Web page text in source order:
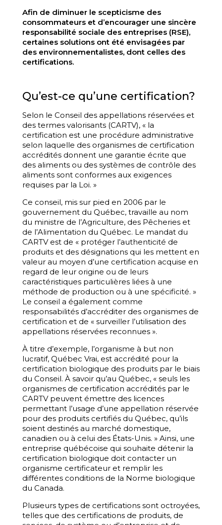
Afin de diminuer le scepticisme des
consommateurs et d’encourager une sincère
responsabilité sociale des entreprises (RSE),
certaines solutions ont été envisagées par
des environnementalistes, dont celles des
certifications.
Qu’est-ce qu’une certification?
Selon le Conseil des appellations réservées et
des termes valorisants (CARTV), « la
certification est une procédure administrative
selon laquelle des organismes de certification
accrédités donnent une garantie écrite que
des aliments ou des systèmes de contrôle des
aliments sont conformes aux exigences
requises par la Loi. »
Ce conseil, mis sur pied en 2006 par le
gouvernement du Québec, travaille au nom
du ministre de l’Agriculture, des Pêcheries et
de l’Alimentation du Québec. Le mandat du
CARTV est de « protéger l’authenticité de
produits et des désignations qui les mettent en
valeur au moyen d’une certification acquise en
regard de leur origine ou de leurs
caractéristiques particulières liées à une
méthode de production ou à une spécificité. »
Le conseil a également comme
responsabilités d’accréditer des organismes de
certification et de « surveiller l’utilisation des
appellations réservées reconnues ».
À titre d’exemple, l’organisme à but non
lucratif, Québec Vrai, est accrédité pour la
certification biologique des produits par le biais
du Conseil. À savoir qu’au Québec, « seuls les
organismes de certification accrédités par le
CARTV peuvent émettre des licences
permettant l’usage d’une appellation réservée
pour des produits certifiés du Québec, qu’ils
soient destinés au marché domestique,
canadien ou à celui des États-Unis. » Ainsi, une
entreprise québécoise qui souhaite détenir la
certification biologique doit contacter un
organisme certificateur et remplir les
différentes conditions de la Norme biologique
du Canada.
Plusieurs types de certifications sont octroyées,
telles que des certifications de produits, de